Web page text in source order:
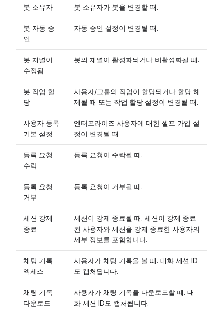
봇 소유자 봇 소유자가 봇을 변경할 때.
봇 자동 승
인
자동 승인 설정이 변경될 때.
봇 채널이
수정됨
봇의 채널이 활성화되거나 비활성화될 때.
봇 작업 할
당
사용자/그룹의 작업이 할당되거나 할당 해
제될 때 또는 작업 할당 설정이 변경될 때.
사용자 등록
기본 설정
엔터프라이즈 사용자에 대한 셀프 가입 설
정이 변경될 때.
등록 요청
수락
등록 요청이 수락될 때.
등록 요청
거부
등록 요청이 거부될 때.
세션 강제
종료
세션이 강제 종료될 때. 세션이 강제 종료
된 사용자와 세션을 강제 종료한 사용자의
세부 정보를 포함합니다.
채팅 기록
액세스
사용자가 채팅 기록을 볼 때. 대화 세션 ID
도 캡처됩니다.
채팅 기록
다운로드
사용자가 채팅 기록을 다운로드할 때. 대
화 세션 ID도 캡처됩니다.